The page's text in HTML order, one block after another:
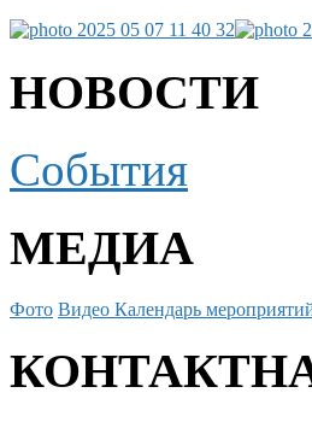
НОВОСТИ
События
МЕДИА
Фото Видео Календарь